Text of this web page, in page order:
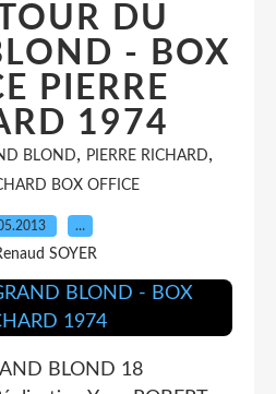
DU
- BOX
PIERRE
1974
BLOND, PIERRE RICHARD,
BOX OFFICE
…
SOYER
BLOND 18